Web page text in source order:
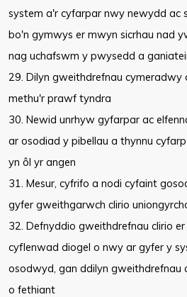
system a'r cyfarpar nwy newydd ac
bo'n gymwys er mwyn sicrhau nad
nag uchafswm y pwysedd a
29. Dilyn gweithdrefnau cymeradwy
methu'r prawf tyndra
30. Newid unrhyw gyfarpar ac
ar osodiad y pibellau a thynnu
yn ôl yr angen
31. Mesur, cyfrifo a nodi cyfaint
gyfer gweithgarwch clirio
32. Defnyddio gweithdrefnau clirio
cyflenwad diogel o nwy ar gyfer y
osodwyd, gan ddilyn gweithdrefnau
o fethiant